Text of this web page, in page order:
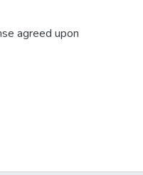
agreed upon